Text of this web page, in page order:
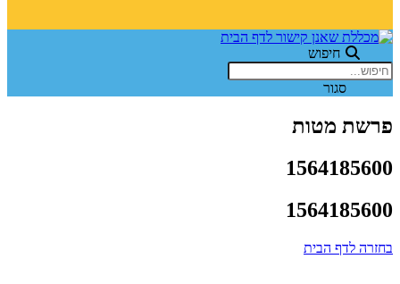
חיפוש
סגור
פרשת מטות
1564185600
1564185600
בחזרה לדף הבית